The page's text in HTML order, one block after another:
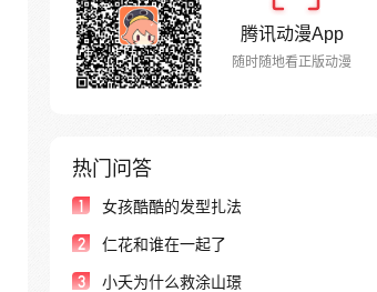
腾讯动漫App
随时随地看正版动漫
热门问答
1 女孩酷酷的发型扎法
2 仁花和谁在一起了
3 小夭为什么救涂山璟